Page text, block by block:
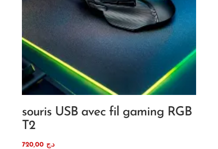
souris USB avec fil gaming RGB
T2
د.ج 720,00